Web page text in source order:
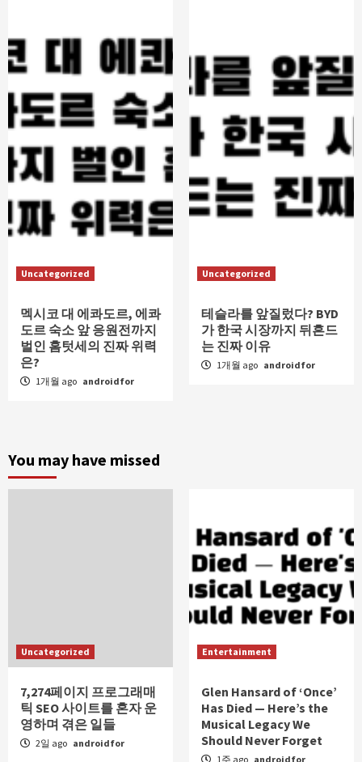
Uncategorized
멕시코 대 에콰도르, 에콰
도르 숙소 앞 응원전까지
벌인 홈텃세의 진짜 위력
은?
1개월 ago androidfor
Uncategorized
테슬라를 앞질렀다? BYD
가 한국 시장까지 뒤흔드
는 진짜 이유
1개월 ago androidfor
You may have missed
Uncategorized
7,274페이지 프로그래매
틱 SEO 사이트를 혼자 운
영하며 겪은 일들
2일 ago androidfor
Entertainment
Glen Hansard of ‘Once’
Has Died — Here’s the
Musical Legacy We
Should Never Forget
1주 ago androidfor